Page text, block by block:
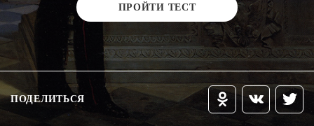
ПРОЙТИ ТЕСТ
ПОДЕЛИТЬСЯ